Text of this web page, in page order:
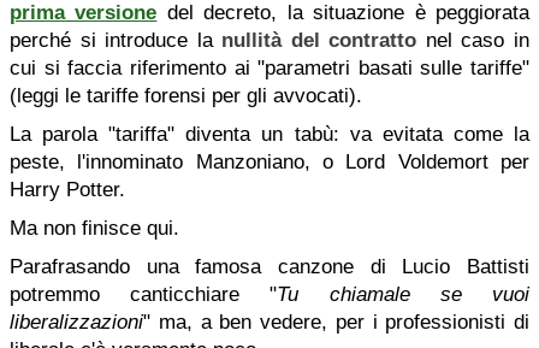
prima versione del decreto, la situazione è peggiorata
perché si introduce la nullità del contratto nel caso in
cui si faccia riferimento ai "parametri basati sulle tariffe"
(leggi le tariffe forensi per gli avvocati).
La parola "tariffa" diventa un tabù: va evitata come la
peste, l'innominato Manzoniano, o Lord Voldemort per
Harry Potter.
Ma non finisce qui.
Parafrasando una famosa canzone di Lucio Battisti
potremmo canticchiare "Tu chiamale se vuoi
liberalizzazioni" ma, a ben vedere, per i professionisti di